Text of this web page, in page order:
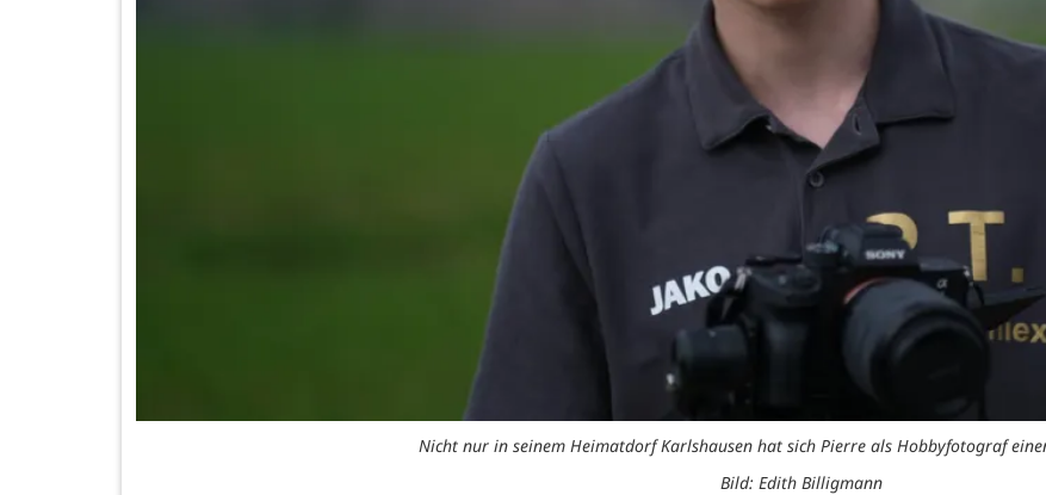
Nicht nur in seinem Heimatdorf Karlshausen hat sich Pierre als Hobbyfotograf
Bild: Edith Billigmann